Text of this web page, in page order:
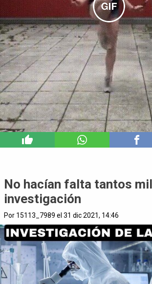
No hacían falta tantos
investigación
Por 15113_7989 el 31 dic 2021, 14:46